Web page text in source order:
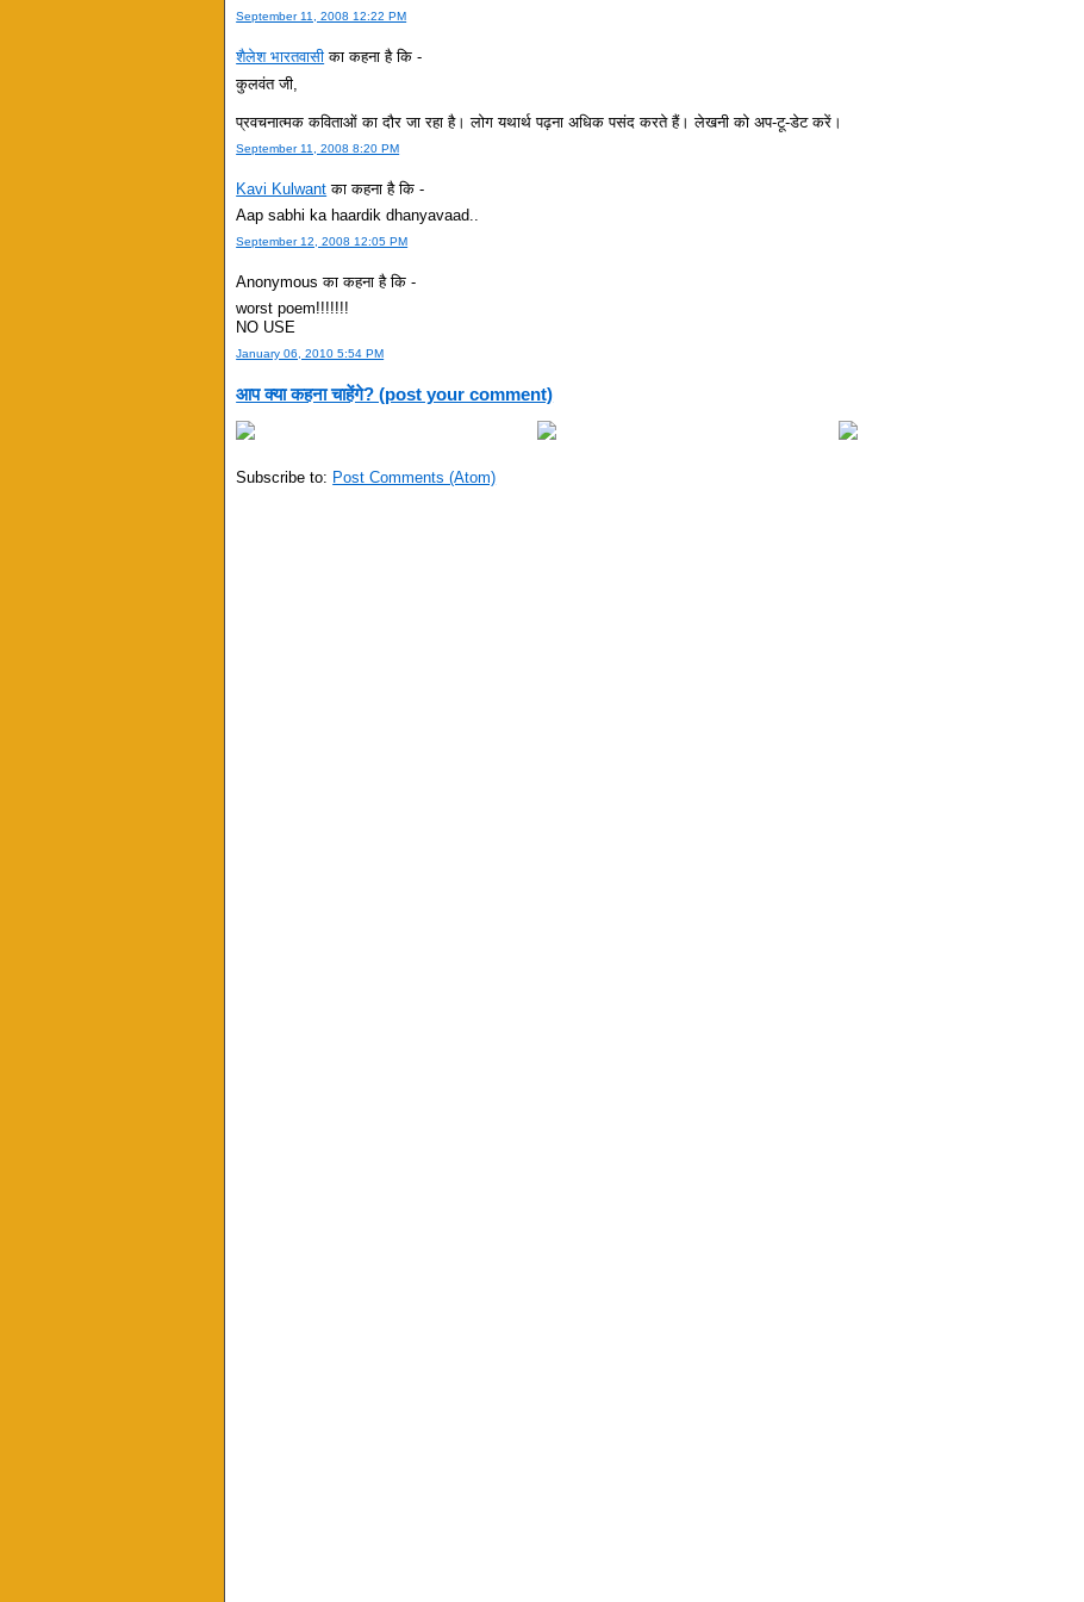
September 11, 2008 12:22 PM
शैलेश भारतवासी का कहना है कि -
कुलवंत जी,
प्रवचनात्मक कविताओं का दौर जा रहा है। लोग यथार्थ पढ़ना अधिक पसंद करते हैं। लेखनी को अप-टू-डेट करें।
September 11, 2008 8:20 PM
Kavi Kulwant का कहना है कि -
Aap sabhi ka haardik dhanyavaad..
September 12, 2008 12:05 PM
Anonymous का कहना है कि -
worst poem!!!!!!!
NO USE
January 06, 2010 5:54 PM
आप क्या कहना चाहेंगे? (post your comment)
Subscribe to: Post Comments (Atom)